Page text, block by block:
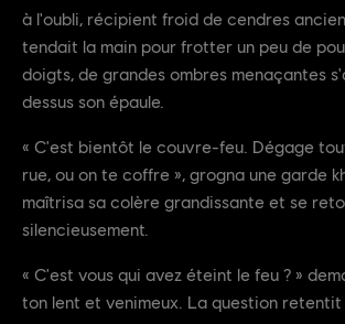
à l'oubli, récipient froid de cendres
tendait la main pour frotter un peu de
doigts, de grandes ombres menaçantes
dessus son épaule.
« C'est bientôt le couvre-feu. Dégage
rue, ou on te coffre », grogna une garde
maîtrisa sa colère grandissante et se
silencieusement.
« C'est vous qui avez éteint le feu ? »
ton lent et venimeux. La question